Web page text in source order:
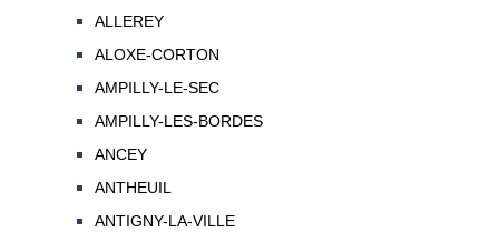
ALLEREY
ALOXE-CORTON
AMPILLY-LE-SEC
AMPILLY-LES-BORDES
ANCEY
ANTHEUIL
ANTIGNY-LA-VILLE